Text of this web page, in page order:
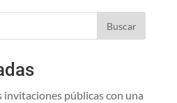
Buscar
públicas con una